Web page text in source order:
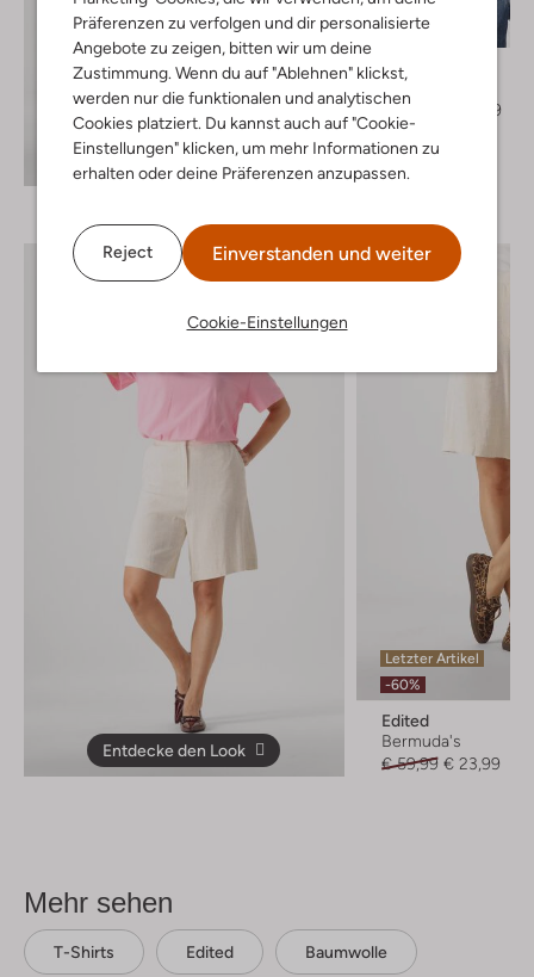
Präferenzen zu verfolgen und dir personalisierte
Angebote zu zeigen, bitten wir um deine
Zustimmung. Wenn du auf "Ablehnen" klickst,
werden nur die funktionalen und analytischen
Cookies platziert. Du kannst auch auf "Cookie-
Einstellungen" klicken, um mehr Informationen zu
erhalten oder deine Präferenzen anzupassen.
Reject Einverstanden und weiter
Cookie-Einstellungen
Entdecke den Look
Letzter Artikel
-40%
Edited
Trenchcoats
€ 119,99
€ 71,99
Entdecke den Look
Letzter Artikel
-60%
Edited
Bermuda's
€ 59,99 € 23,99
Mehr sehen
T-Shirts Edited Baumwolle